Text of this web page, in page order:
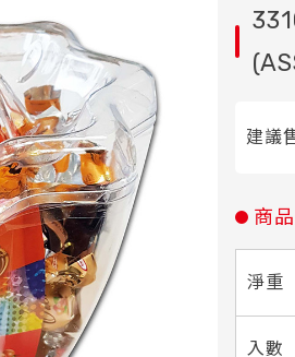
建議
商
淨重
入數